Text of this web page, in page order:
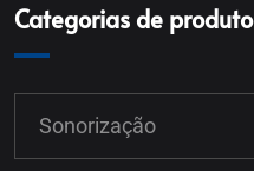
Categorias de produto
Sonorização